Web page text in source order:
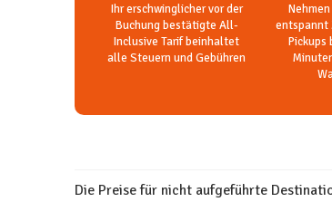
Ihr erschwinglicher vor der
Buchung bestätigte All-
Inclusive Tarif beinhaltet
alle Steuern und Gebühren
entspannt
Pickups
Die Preise für nicht aufgeführte